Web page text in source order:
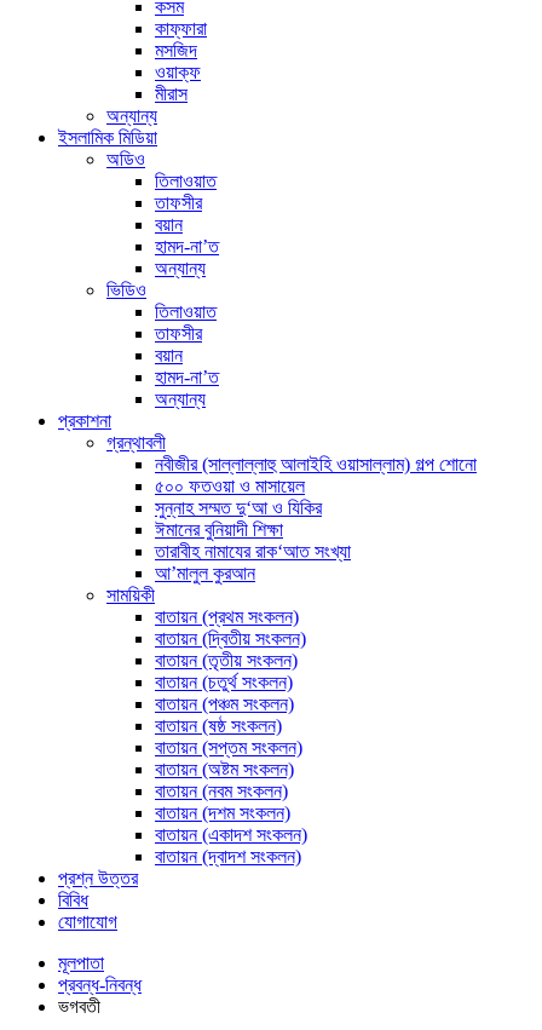
কসম
কাফ্ফারা
মসজিদ
ওয়াক্ফ
মীরাস
অন্যান্য
ইসলামিক মিডিয়া
অডিও
তিলাওয়াত
তাফসীর
বয়ান
হামদ-না’ত
অন্যান্য
ভিডিও
তিলাওয়াত
তাফসীর
বয়ান
হামদ-না’ত
অন্যান্য
প্রকাশনা
গ্রন্থাবলী
নবীজীর (সাল্লাল্লাহু আলাইহি ওয়াসাল্লাম) গল্প শোনো
৫০০ ফতওয়া ও মাসায়েল
সুন্নাহ সম্মত দু‘আ ও যিকির
ঈমানের বুনিয়াদী শিক্ষা
তারাবীহ নামাযের রাক‘আত সংখ্যা
আ’মালুল কুরআন
সাময়িকী
বাতায়ন (প্রথম সংকলন)
বাতায়ন (দ্বিতীয় সংকলন)
বাতায়ন (তৃতীয় সংকলন)
বাতায়ন (চতুর্থ সংকলন)
বাতায়ন (পঞ্চম সংকলন)
বাতায়ন (ষষ্ঠ সংকলন)
বাতায়ন (সপ্তম সংকলন)
বাতায়ন (অষ্টম সংকলন)
বাতায়ন (নবম সংকলন)
বাতায়ন (দশম সংকলন)
বাতায়ন (একাদশ সংকলন)
বাতায়ন (দ্বাদশ সংকলন)
প্রশ্ন উত্তর
বিবিধ
যোগাযোগ
মূলপাতা
প্রবন্ধ-নিবন্ধ
ভগবতী